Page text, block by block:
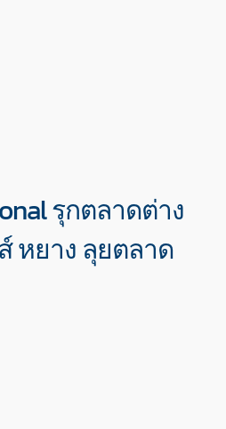
รุกตลาดต่าง
หยาง ลุยตลาด